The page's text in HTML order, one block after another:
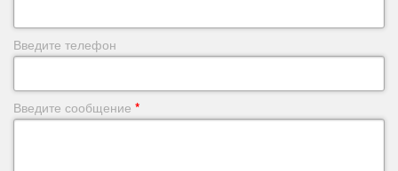
Введите телефон
Введите сообщение *